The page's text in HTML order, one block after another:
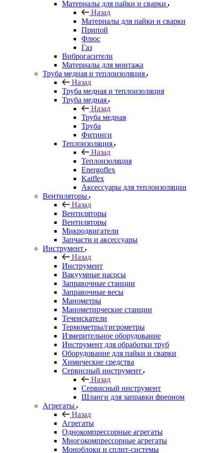
Материалы для пайки и сварки
Назад
Материалы для пайки и сварки
Припой
Флюс
Газ
Виброгасители
Материалы для монтажа
Труба медная и теплоизоляция
Назад
Труба медная и теплоизоляция
Труба медная
Назад
Труба медная
Труба
Фитинги
Теплоизоляция
Назад
Теплоизоляция
Energoflex
Kaiflex
Аксессуары для теплоизоляции
Вентиляторы
Назад
Вентиляторы
Вентиляторы
Микродвигатели
Запчасти и аксессуары
Инструмент
Назад
Инструмент
Вакуумные насосы
Заправочные станции
Заправочные весы
Манометры
Манометирческие станции
Течеискатели
Термометры/гигрометры
Измерительное оборудование
Инструмент для обработки труб
Оборудование для пайки и сварки
Химические средства
Сервисный инструмент
Назад
Сервисный инструмент
Шланги для заправки фреоном
Агрегаты
Назад
Агрегаты
Однокомпрессорные агрегаты
Многокомпрессорные агрегаты
Моноблоки и сплит-системы